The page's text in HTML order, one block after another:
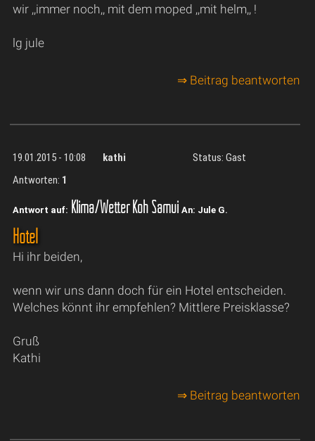
wir ,,immer noch,, mit dem moped ,,mit helm,, !
lg jule
⇒ Beitrag beantworten
19.01.2015 - 10:08 kathi
Status: Gast
Antworten: 1
Antwort auf: Klima/Wetter Koh Samui An: Jule G.
Hotel
Hi ihr beiden,
wenn wir uns dann doch für ein Hotel entscheiden.
Welches könnt ihr empfehlen? Mittlere Preisklasse?
Gruß
Kathi
⇒ Beitrag beantworten